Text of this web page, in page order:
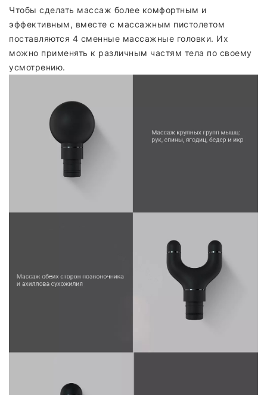
Чтобы сделать массаж более комфортным и
эффективным, вместе с массажным пистолетом
поставляются 4 сменные массажные головки. Их
можно применять к различным частям тела по своему
усмотрению.